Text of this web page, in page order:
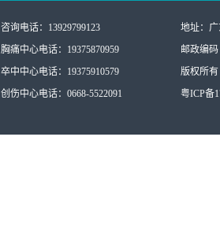
咨询电话：13929799123
胸痛中心电话：19375870959
卒中中心电话：19375910579
创伤中心电话：0668-5522091
地址：
邮政编码
版权所
粤ICP备